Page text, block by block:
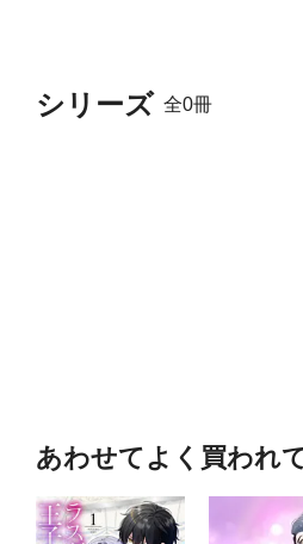
シリーズ 全0冊
あわせてよく買われ